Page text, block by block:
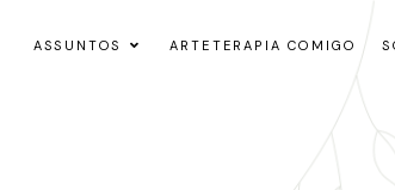
ASSUNTOS ARTETERAPIA COMIGO